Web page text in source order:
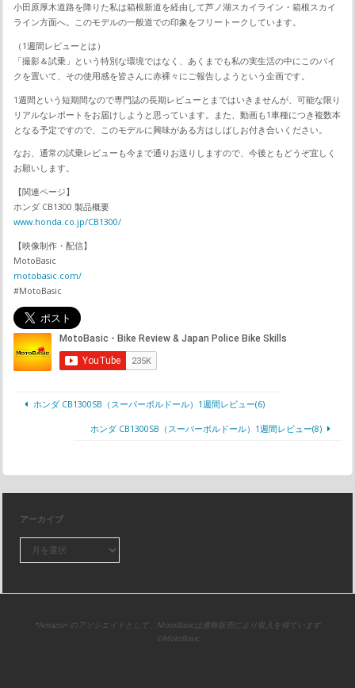
小田原厚木道路を降りた私は箱根新道を経由して芦ノ湖スカイライン・箱根スカイ
ライン方面へ。このモデルの一般道での印象をフリートークしています。
（1週間レビューとは）
「撮影＆試乗」という特別な環境ではなく、あくまでも私の実生活の中にこのバイ
クを置いて、その使用感を皆さんに赤裸々にご報告しようという企画です。
1週間という短期間なので専門誌の長期レビューとまではいきませんが、可能な限り
リアルなレポートをお届けしようと思っています。また、動画も1車種につき複数本
となる予定ですので、このモデルに興味がある方はしばしお付き合いください。
なお、通常の試乗レビューも今まで通りお送りしますので、今後ともどうぞ宜しく
お願いします。
【関連ページ】
ホンダ CB1300 製品概要
www.honda.co.jp/CB1300/
【映像制作・配信】
MotoBasic
motobasic.com/
#MotoBasic
ホンダ CB1300SB（スーパーボルドール）1週間レビュー(6)
ホンダ CB1300SB（スーパーボルドール）1週間レビュー(8)
アーカイブ
*Amazon のアソシエイトとして、MotoBasicは適格販売により収入を得ています
©MotoBasic